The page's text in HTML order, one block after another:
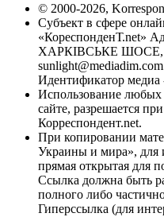
© 2000-2026,
Субъект в сфере
«КореспонденТ.net»
ХАРКІВСЬКЕ ШОСЕ,
Идентификатор медиа
Использование
сайте, разрешается
Корреспондент.net.
При копировании
Украины и мира», для
прямая открытая для
Ссылка должна быть
полного либо
Гиперссылка (для